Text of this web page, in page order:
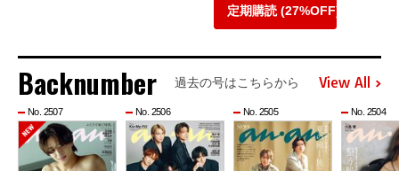
定期購読 (27%OFF)
Backnumber 過去の号はこちらから View All
No. 2507 No. 2506 No. 2505 No. 2504